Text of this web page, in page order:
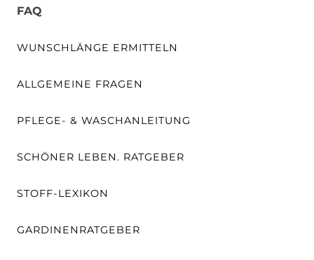
FAQ
WUNSCHLÄNGE ERMITTELN
ALLGEMEINE FRAGEN
PFLEGE- & WASCHANLEITUNG
SCHÖNER LEBEN. RATGEBER
STOFF-LEXIKON
GARDINENRATGEBER